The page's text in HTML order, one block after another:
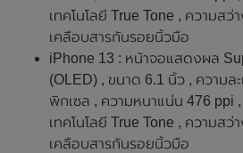
เทคโนโลยี True Tone , ความส
เคลือบสารกันรอยนิ้วมือ
iPhone 13 : หน้าจอแสดงผล
(OLED) , ขนาด 6.1 นิ้ว , ความล
พิกเซล , ความหนาแน่น 476 ppi
เทคโนโลยี True Tone , ความส
เคลือบสารกันรอยนิ้วมือ